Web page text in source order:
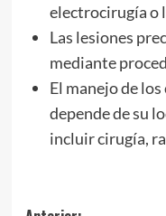
electrocirugía o
Las lesiones
mediante
El manejo de
depende de su
incluir cirugía,